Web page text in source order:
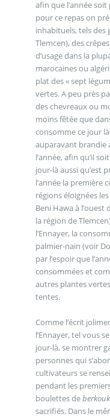
afin que l’année
pour ce repas on
inhabituels, tels des
Tlemcen), des
d’usage dans la
marocaines ou
plat des « sept
vertes. A peu près
des chevreaux ou
moins fêtée que
consomme ce jour
auparavant brandie
l’année, afin qu’il
jour-là aussi qu’est
l’année la première
régions éloignées
Beni Hawa à l’ouest
la région de
l’Ennayer, la
palmier-nain (voir
par l’espoir que
consommées et
autres plantes
tentes.
Comme l’écrit
l’Ennayer, tel vous
jour-là, se montrer
personnes qui
cultivateurs se
pendant les
boulettes de
sacrifiés. Dans le